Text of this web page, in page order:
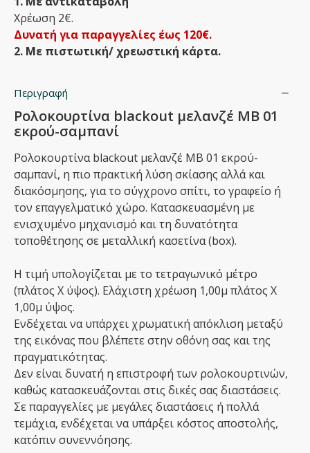
Χρέωση 2€.
Δυνατή για παραγγελίες έως 120€.
2. Με πιστωτική/ χρεωστική κάρτα.
Περιγραφή
Ρολοκουρτίνα blackout μελανζέ MB 01
εκρού-σαμπανί
Ρολοκουρτίνα blackout μελανζέ MB 01 εκρού-
σαμπανί, η πιο πρακτική λύση σκίασης αλλά και
διακόσμησης, για το σύγχρονο σπίτι, το γραφείο ή
τον επαγγελματικό χώρο. Κατασκευασμένη με
ενισχυμένο μηχανισμό και τη δυνατότητα
τοποθέτησης σε μεταλλική κασετίνα (box).
Η τιμή υπολογίζεται με το τετραγωνικό μέτρο
(πλάτος Χ ύψος). Ελάχιστη χρέωση 1,00μ πλάτος Χ
1,00μ ύψος.
Ενδέχεται να υπάρχει χρωματική απόκλιση μεταξύ
της εικόνας που βλέπετε στην οθόνη σας και της
πραγματικότητας.
Δεν είναι δυνατή η επιστροφή των ρολοκουρτινών,
καθώς κατασκευάζονται στις δικές σας διαστάσεις.
Σε παραγγελίες με μεγάλες διαστάσεις ή πολλά
τεμάχια, ενδέχεται να υπάρξει κόστος αποστολής,
κατόπιν συνεννόησης.